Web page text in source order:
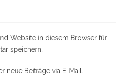
Website in diesem Browser für
speichern.
neue Beiträge via E-Mail.